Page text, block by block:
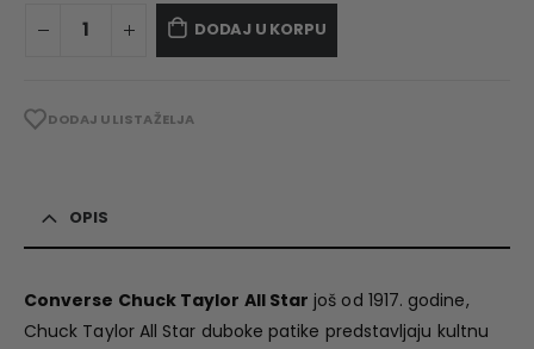
DODAJ U KORPU
DODAJ U LISTA ŽELJA
OPIS
Converse Chuck Taylor All Star još od 1917. godine,
Chuck Taylor All Star duboke patike predstavljaju kultnu